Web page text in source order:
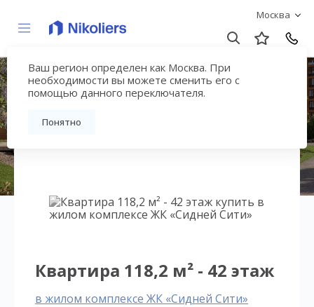
Москва
Ваш регион определен как Москва. При
необходимости вы можете сменить его с
помощью данного переключателя.
Понятно
ЖК «Сидней Сити»
Вернуться на страницу жилого комплекса
Квартира 118,2 м² - 42 этаж
в жилом комплексе ЖК «Сидней Сити»